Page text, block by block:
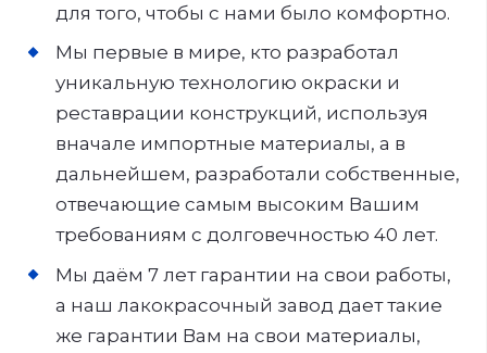
для того, чтобы с нами было комфортно.
Мы первые в мире, кто разработал
уникальную технологию окраски и
реставрации конструкций, используя
вначале импортные материалы, а в
дальнейшем, разработали собственные,
отвечающие самым высоким Вашим
требованиям с долговечностью 40 лет.
Мы даём 7 лет гарантии на свои работы,
а наш лакокрасочный завод дает такие
же гарантии Вам на свои материалы,